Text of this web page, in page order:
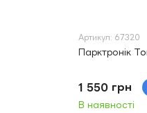
Артикул: 67320
Парктронік
1 550 грн
В наявності